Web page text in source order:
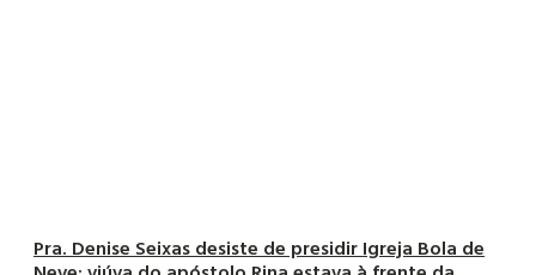
Pra. Denise Seixas desiste de presidir Igreja Bola de